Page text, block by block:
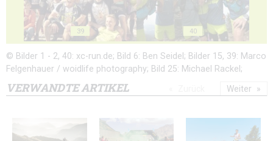
39 40
© Bilder 1 - 2, 40: xc-run.de; Bild 6: Ben Seidel; Bilder 15, 39: Marco
Felgenhauer / woidlife photography; Bild 25: Michael Rackel;
VERWANDTE ARTIKEL Weiter